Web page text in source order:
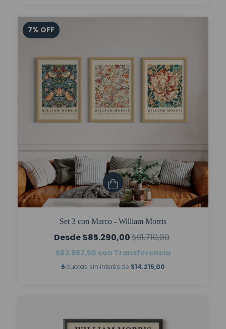
7% OFF
Set 3 con Marco - William Morris
$85.290,00$91.710,00
$63.967,50 con Transferencia
6 cuotas sin interés de $14.215,00